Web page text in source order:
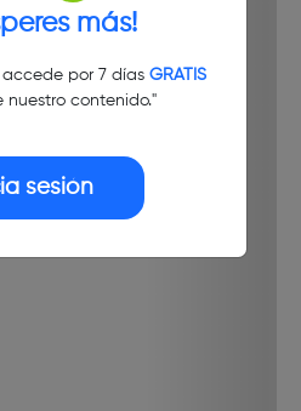
más!
por 7 días GRATIS
nuestro contenido."
sesión